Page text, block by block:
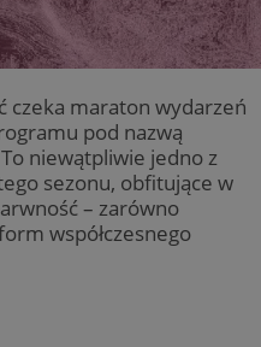
czeka maraton wydarzeń
pod nazwą
niewątpliwie jedno z
sezonu, obfitujące w
– zarówno
współczesnego